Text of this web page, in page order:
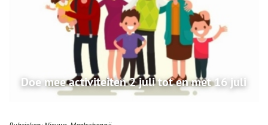
Doe mee activiteiten 2 juli tot en met 16 juli